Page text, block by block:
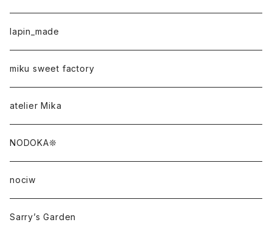
lapin_made
miku sweet factory
atelier Mika
NODOKA❊
nociw
Sarry’s Garden